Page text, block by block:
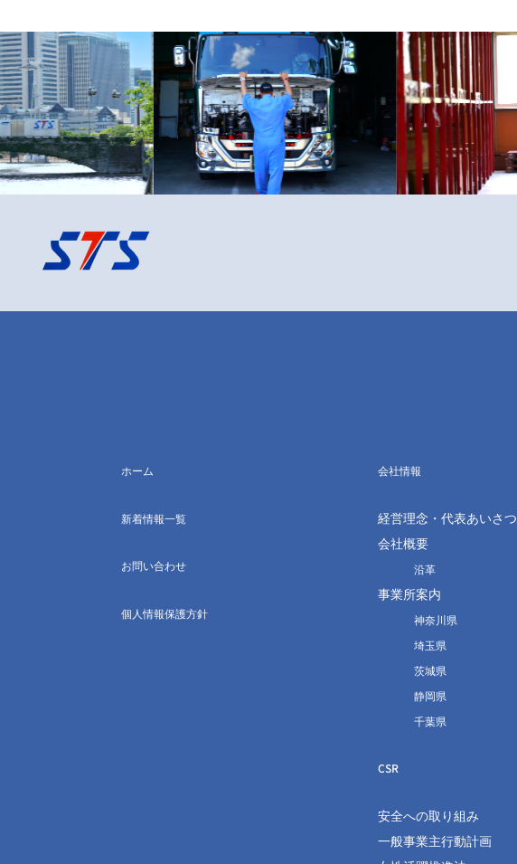
ホーム
新着情報一覧
お問い合わせ
個人情報保護方針
会社情報
経営理念・代表あいさつ
会社概要
沿革
事業所案内
神奈川県
埼玉県
茨城県
静岡県
千葉県
CSR
安全への取り組み
一般事業主行動計画